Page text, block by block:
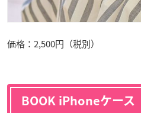
価格：2,500円（税別）
BOOK iPhoneケース